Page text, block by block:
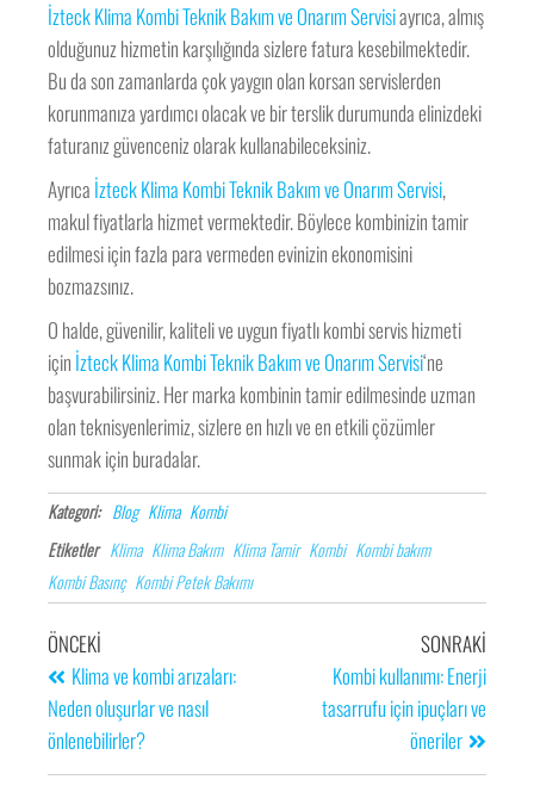
İzteck Klima Kombi Teknik Bakım ve Onarım Servisiayrıca, almış
olduğunuz hizmetin karşılığında sizlere fatura kesebilmektedir.
Bu da son zamanlarda çok yaygın olan korsan servislerden
korunmanıza yardımcı olacak ve bir terslik durumunda elinizdeki
faturanız güvenceniz olarak kullanabileceksiniz.
Ayrıca İzteck Klima Kombi Teknik Bakım ve Onarım Servisi,
makul fiyatlarla hizmet vermektedir. Böylece kombinizin tamir
edilmesi için fazla para vermeden evinizin ekonomisini
bozmazsınız.
O halde, güvenilir, kaliteli ve uygun fiyatlı kombi servis hizmeti
için İzteck Klima Kombi Teknik Bakım ve Onarım Servisi‘ne
başvurabilirsiniz. Her marka kombinin tamir edilmesinde uzman
olan teknisyenlerimiz, sizlere en hızlı ve en etkili çözümler
sunmak için buradalar.
Kategori: Blog Klima Kombi
Etiketler Klima Klima Bakım Klima Tamir Kombi Kombi bakım
Kombi Basınç Kombi Petek Bakımı
ÖNCEKI
Klima ve kombi arızaları:
Neden oluşurlar ve nasıl
önlenebilirler?
SONRAKI
Kombi kullanımı: Enerji
tasarrufu için ipuçları ve
öneriler